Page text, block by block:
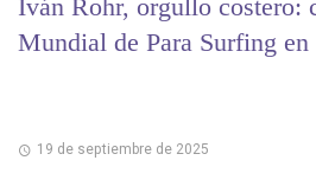
Iván Rohr, orgullo costero:
Mundial de Para Surfing
19 de septiembre de 2025